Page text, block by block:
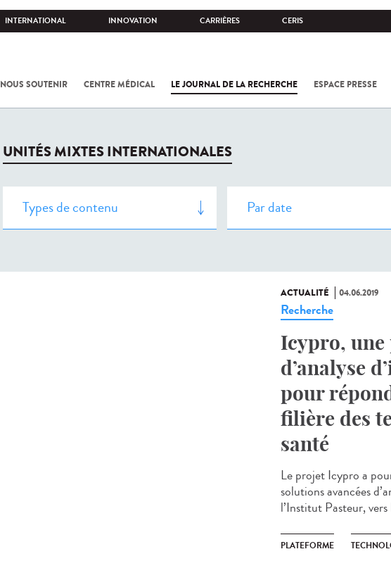
INTERNATIONAL INNOVATION CARRIÈRES CERIS
NOUS SOUTENIR CENTRE MÉDICAL LE JOURNAL DE LA RECHERCHE ESPACE PRESSE
UNITÉS MIXTES INTERNATIONALES
ACTUALITÉ 04.06.2019
Recherche
Icypro, une
d’analyse
pour
filière des
santé
Le projet Icypro a
solutions avancées
l’Institut Pasteur, vers
PLATEFORME